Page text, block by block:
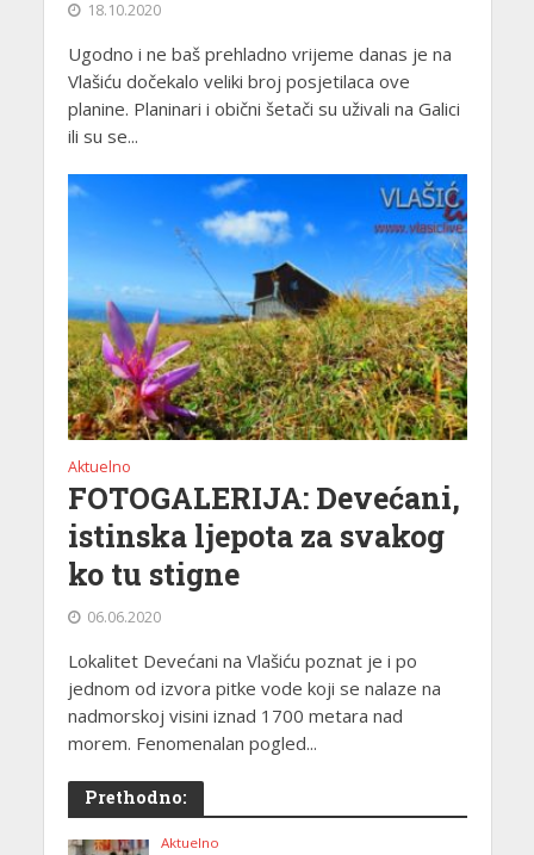
18.10.2020
Ugodno i ne baš prehladno vrijeme danas je na
Vlašiću dočekalo veliki broj posjetilaca ove
planine. Planinari i obični šetači su uživali na Galici
ili su se...
Aktuelno
FOTOGALERIJA: Devećani,
istinska ljepota za svakog
ko tu stigne
06.06.2020
Lokalitet Devećani na Vlašiću poznat je i po
jednom od izvora pitke vode koji se nalaze na
nadmorskoj visini iznad 1700 metara nad
morem. Fenomenalan pogled...
Prethodno:
Aktuelno